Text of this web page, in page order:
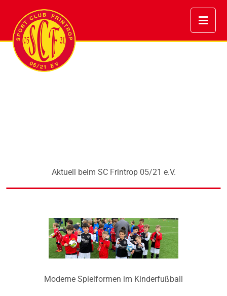
Aktuell beim SC Frintrop 05/21 e.V.
Moderne Spielformen im Kinderfußball